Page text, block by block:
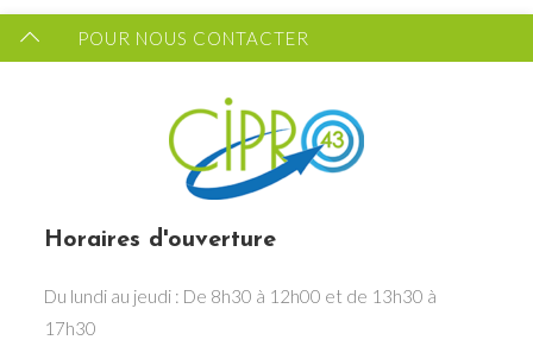
POUR NOUS CONTACTER
Horaires d'ouverture
Du lundi au jeudi : De 8h30 à 12h00 et de 13h30 à
17h30